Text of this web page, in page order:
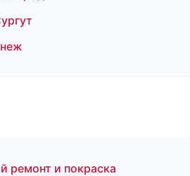
ремонт и покраска